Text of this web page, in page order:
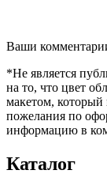
Ваши
*Не является
на то, что цвет
макетом, который
пожелания по
информацию в
Каталог